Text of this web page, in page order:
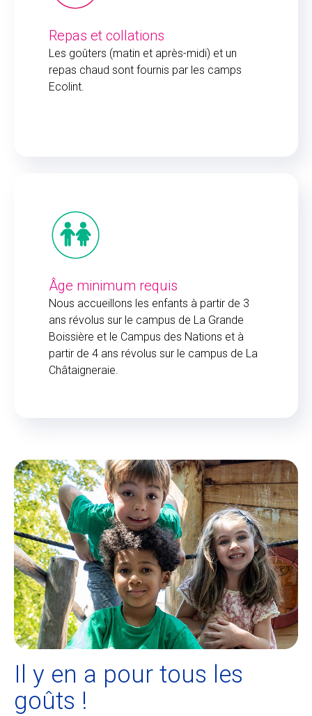
Repas et collations
Les goûters (matin et après-midi) et un
repas chaud sont fournis par les camps
Ecolint.
Âge minimum requis
Nous accueillons les enfants à partir de 3
ans révolus sur le campus de La Grande
Boissière et le Campus des Nations et à
partir de 4 ans révolus sur le campus de La
Châtaigneraie.
Il y en a pour tous les
goûts !